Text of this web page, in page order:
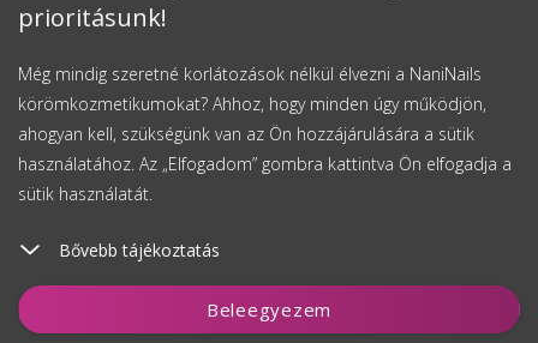
prioritásunk!
Még mindig szeretné korlátozások nélkül élvezni a NaniNails
körömkozmetikumokat? Ahhoz, hogy minden úgy működjön,
ahogyan kell, szükségünk van az Ön hozzájárulására a sütik
használatához. Az „Elfogadom” gombra kattintva Ön elfogadja a
sütik használatát.
Bővebb tájékoztatás
Beleegyezem
Kosárhoz ad